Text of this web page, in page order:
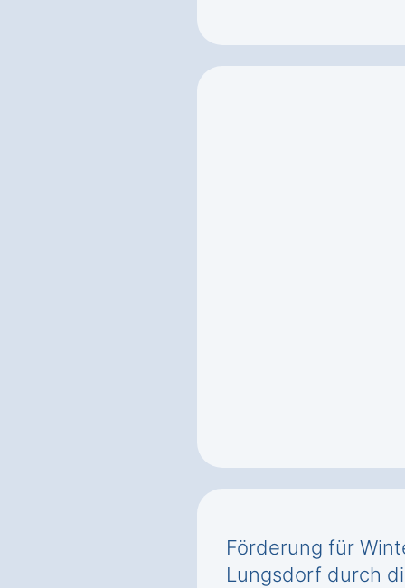
Förderung für
Lungsdorf durch